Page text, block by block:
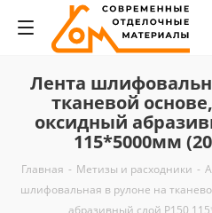
Лента
тканевой
оксидный
115*5000мм
Главная - Метизы и расходники -
шлифовальная в рулоне на
абразивный слой Р150